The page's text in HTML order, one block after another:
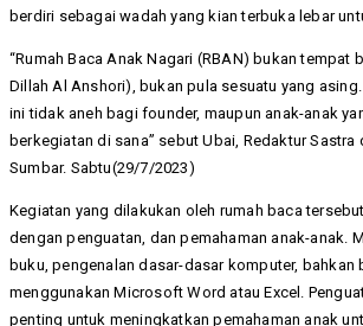
berdiri sebagai wadah yang kian terbuka lebar
“Rumah Baca Anak Nagari (RBAN) bukan tempat
Dillah Al Anshori), bukan pula sesuatu yang
ini tidak aneh bagi founder, maupun anak-anak
berkegiatan di sana” sebut Ubai, Redaktur Sastra
Sumbar. Sabtu(29/7/2023)
Kegiatan yang dilakukan oleh rumah baca
dengan penguatan, dan pemahaman anak-anak.
buku, pengenalan dasar-dasar komputer, bahkan
menggunakan Microsoft Word atau Excel.
penting untuk meningkatkan pemahaman anak